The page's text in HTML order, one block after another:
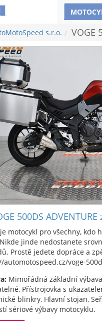
s.r.o. VOGE
500DS ADVENTURE
motocykl pro všechny, kdo
jinde nedostanete
Prostě jedete dopráce a
automotospeed.cz/voge-
Mimořádná základní
Přístrojovka s
blinkry, Hlavní stojan,
sériové výbavy motocyklu.